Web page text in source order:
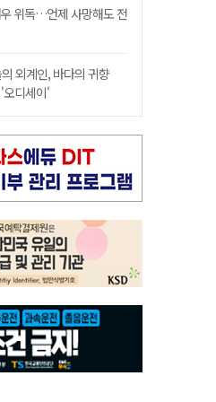
위독…언제 사망해도 전
외계인, 바다의 귀향
디세이'